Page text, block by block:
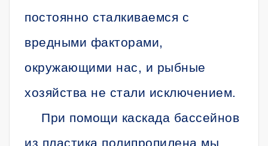
постоянно сталкиваемся с
вредными факторами,
окружающими нас, и рыбные
хозяйства не стали исключением.
При помощи каскада бассейнов
из пластика полипропилена мы